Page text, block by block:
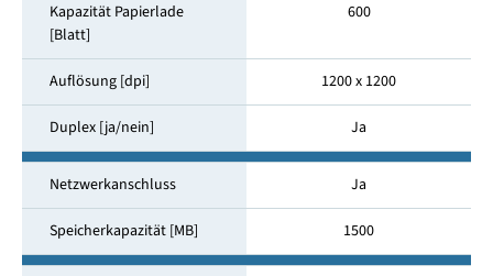
Kapazität Papierlade
[Blatt]
600
Auflösung [dpi] 1200 x 1200
Duplex [ja/nein] Ja
Netzwerkanschluss Ja
Speicherkapazität [MB] 1500